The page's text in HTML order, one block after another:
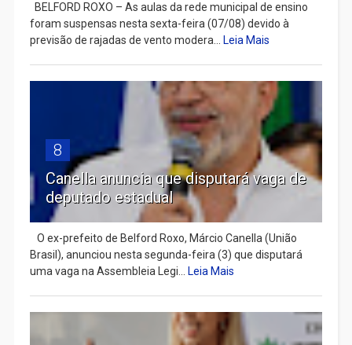
BELFORD ROXO – As aulas da rede municipal de ensino
foram suspensas nesta sexta-feira (07/08) devido à
previsão de rajadas de vento modera... Leia Mais
8
Canella anuncia que disputará vaga de
deputado estadual
​ O ex-prefeito de Belford Roxo, Márcio Canella (União
Brasil), anunciou nesta segunda-feira (3) que disputará
uma vaga na Assembleia Legi... Leia Mais